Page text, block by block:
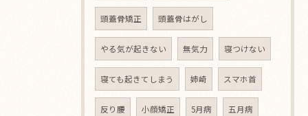
頭蓋骨矯正 頭蓋骨はがし
やる気が起きない 無気力 寝つけない
寝ても起きてしまう 姉崎 スマホ首
反り腰 小顔矯正 5月病 五月病